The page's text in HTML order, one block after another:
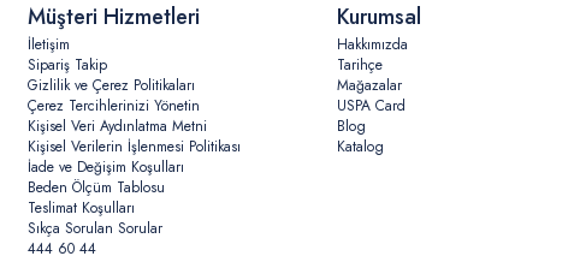
Müşteri Hizmetleri
İletişim
Sipariş Takip
Gizlilik ve Çerez Politikaları
Çerez Tercihlerinizi Yönetin
Kişisel Veri Aydınlatma Metni
Kişisel Verilerin İşlenmesi Politikası
İade ve Değişim Koşulları
Beden Ölçüm Tablosu
Teslimat Koşulları
Sıkça Sorulan Sorular
444 60 44
Kurumsal
Hakkımızda
Tarihçe
Mağazalar
USPA Card
Blog
Katalog